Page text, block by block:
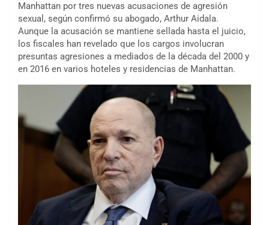
Manhattan por tres nuevas acusaciones de agresión
sexual, según confirmó su abogado, Arthur Aidala.
Aunque la acusación se mantiene sellada hasta el juicio,
los fiscales han revelado que los cargos involucran
presuntas agresiones a mediados de la década del 2000 y
en 2016 en varios hoteles y residencias de Manhattan.